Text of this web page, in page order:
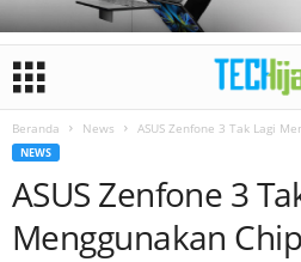
Beranda News ASUS Zenfone 3 Tak Lagi
NEWS
ASUS Zenfone 3
Menggunakan